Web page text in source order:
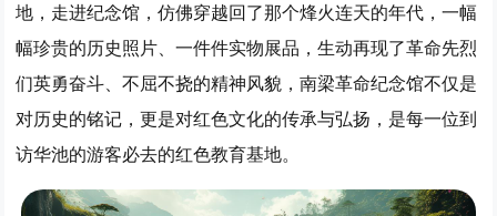
地，走进纪念馆，仿佛穿越回了那个烽火连天的年代，一幅
幅珍贵的历史照片、一件件实物展品，生动再现了革命先烈
们英勇奋斗、不屈不挠的精神风貌，南梁革命纪念馆不仅是
对历史的铭记，更是对红色文化的传承与弘扬，是每一位到
访华池的游客必去的红色教育基地。